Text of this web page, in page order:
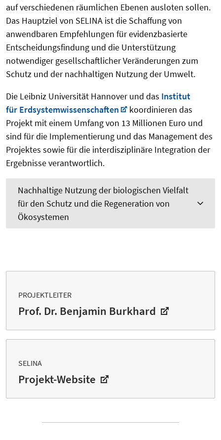
auf verschiedenen räumlichen Ebenen ausloten sollen.
Das Hauptziel von SELINA ist die Schaffung von
anwendbaren Empfehlungen für evidenzbasierte
Entscheidungsfindung und die Unterstützung
notwendiger gesellschaftlicher Veränderungen zum
Schutz und der nachhaltigen Nutzung der Umwelt.
Die Leibniz Universität Hannover und das Institut
für Erdsystemwissenschaften
koordinieren das
Projekt mit einem Umfang von 13 Millionen Euro und
sind für die Implementierung und das Management des
Projektes sowie für die interdisziplinäre Integration der
Ergebnisse verantwortlich.
Nachhaltige Nutzung der biologischen Vielfalt
für den Schutz und die Regeneration von
Ökosystemen
PROJEKTLEITER
Prof. Dr. Benjamin Burkhard
SELINA
Projekt-Website